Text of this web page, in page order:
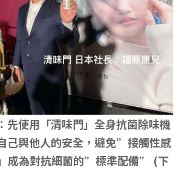
先使用「清味門」全身抗菌除味機
己與他人的安全，避免”接觸性感
成為對抗細菌的”標準配備” (下